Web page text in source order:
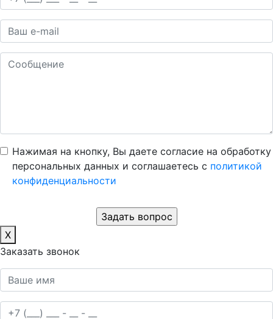
Нажимая на кнопку, Вы даете согласие на обработку
персональных данных и соглашаетесь c политикой
конфиденциальности
X
Заказать звонок